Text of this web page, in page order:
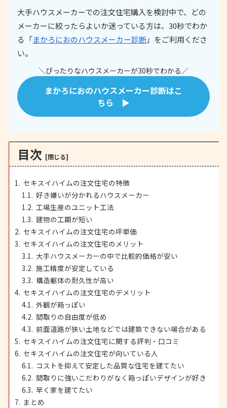
大手ハウスメーカーでの注文住宅購入を検討中で、どの
メーカーに絞ったらよいか迷っている方は、30秒でわか
る「まかろにおのハウスメーカー診断」をご利用くださ
い。
＼ぴったりなハウスメーカーが30秒でわかる／
まかろにおのハウスメーカー診断はこ
ちら ▶
目次
セキスイハイムの注文住宅の特徴
好き嫌いが分かれるハウスメーカー
工場生産のユニット工法
建物の工期が短い
セキスイハイムの注文住宅の坪単価
セキスイハイムの注文住宅のメリット
大手ハウスメーカーの中で比較的価格が安い
施工精度が安定している
構造躯体の耐久性が高い
セキスイハイムの注文住宅のデメリット
外観が箱っぽい
間取りの自由度が低め
前面道路が狭い土地などでは建築できない場合がある
セキスイハイムの注文住宅に関する評判・口コミ
セキスイハイムの注文住宅が向いている人
コストを抑えて安定した品質な住宅を建てたい
間取りに強いこだわりがなく箱っぽいデザインが好き
早く家を建てたい
まとめ